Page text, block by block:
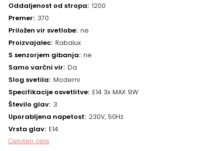
Oddaljenost od stropa 1200
Premer 370
Priložen vir svetlobe ne
Proizvajalec Rabalux
S senzorjem gibanja ne
Samo varčni vir Da
Slog svetila Moderni
Specifikacije osvetlitve E14 3x MAX 9W
Število glav 3
Uporabljena napetost 230V, 50Hz
Vrsta glav E14
Celoten opis